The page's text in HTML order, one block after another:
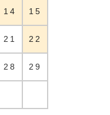
14 15
21 22
28 29